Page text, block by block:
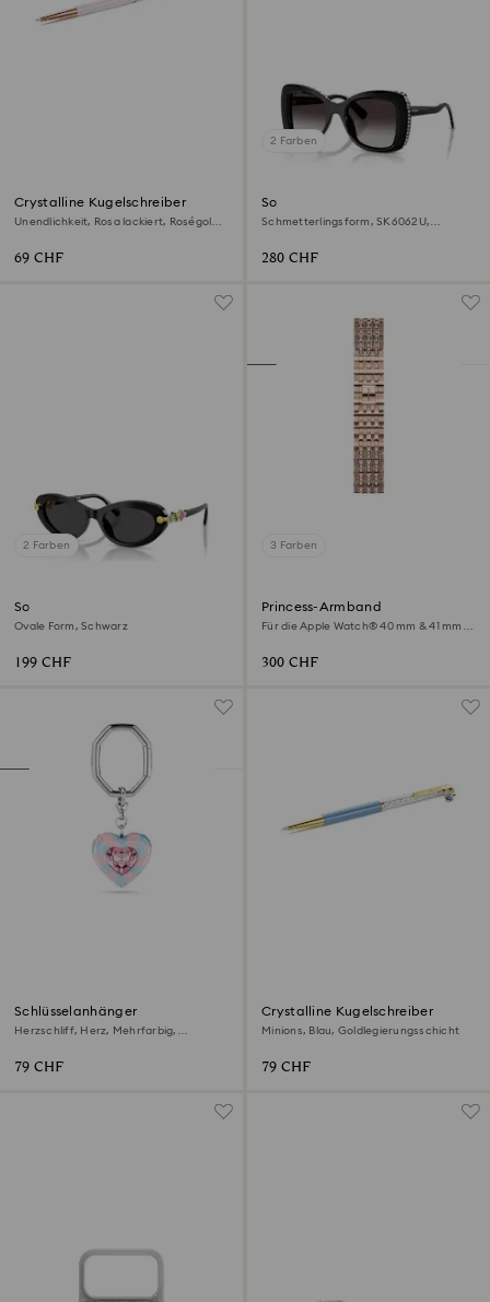
Crystalline Kugelschreiber
Unendlichkeit, Rosa lackiert, Roségold-
69 CHF
2 Farben
Sonnenbrille
Schmetterlingsform, SK6062U,
280 CHF
2 Farben
Sonnenbrille
Ovale Form, Schwarz
199 CHF
3 Farben
Princess-Armband
Für die Apple Watch® 40 mm & 41 mm,
300 CHF
Schlüsselanhänger
Herzschliff, Herz, Mehrfarbig,
79 CHF
Crystalline Kugelschreiber
Minions, Blau, Goldlegierungsschicht
79 CHF